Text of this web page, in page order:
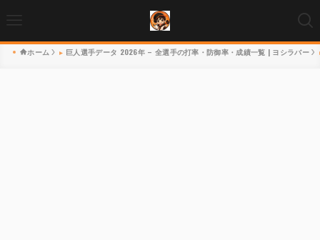
ホーム 巨人選手データ 2026年 – 全選手の打率・防御率・成績一覧 | ヨシラバー